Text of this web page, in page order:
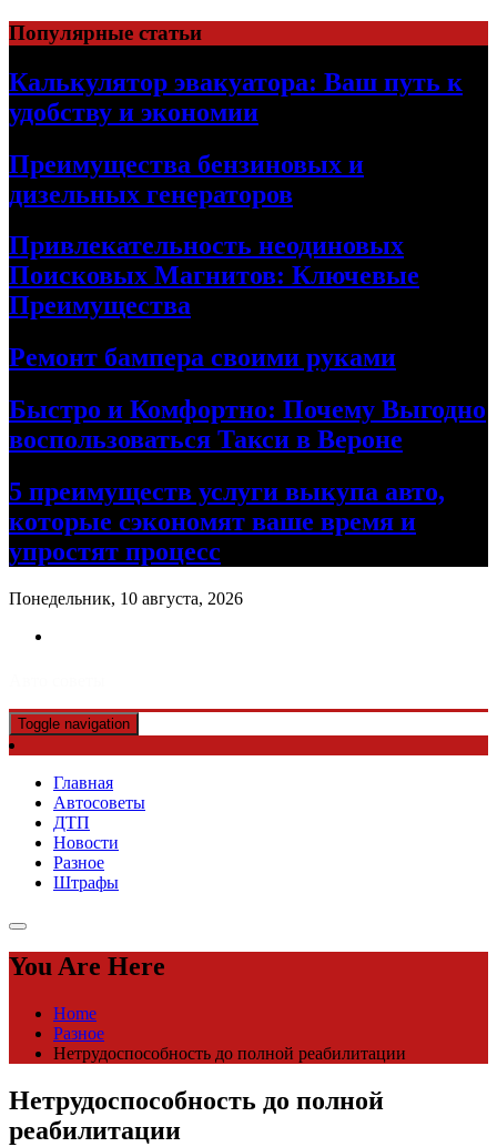
Skip
to
content
Популярные статьи
Калькулятор эвакуатора: Ваш путь к
удобству и экономии
Преимущества бензиновых и
дизельных генераторов
Привлекательность неодиновых
Поисковых Магнитов: Ключевые
Преимущества
Ремонт бампера своими руками
Быстро и Комфортно: Почему Выгодно
воспользоваться Такси в Вероне
5 преимуществ услуги выкупа авто,
которые сэкономят ваше время и
упростят процесс
Понедельник, 10 августа, 2026
Toggle navigation
Главная
Автосоветы
ДТП
Новости
Разное
Штрафы
You Are Here
Home
Разное
Нетрудоспособность до полной реабилитации
Нетрудоспособность до полной
реабилитации